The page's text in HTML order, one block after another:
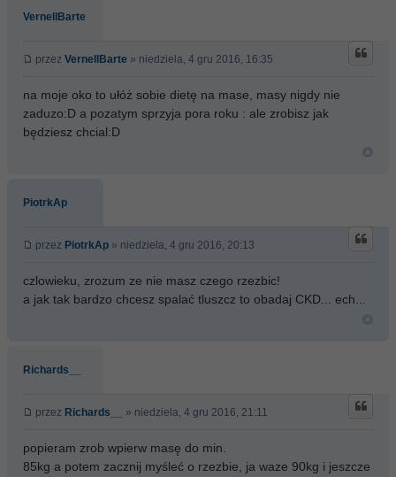
VernellBarte
przez VernellBarte » niedziela, 4 gru 2016, 16:35
na moje oko to ułóż sobie dietę na mase, masy nigdy nie
zaduzo:D a pozatym sprzyja pora roku : ale zrobisz jak
będziesz chcial:D
PiotrkAp
przez PiotrkAp » niedziela, 4 gru 2016, 20:13
czlowieku, zrozum ze nie masz czego rzezbic!
a jak tak bardzo chcesz spalać tluszcz to obadaj CKD... ech...
Richards__
przez Richards__ » niedziela, 4 gru 2016, 21:11
popieram zrob wpierw masę do min.
85kg a potem zacznij myśleć o rzezbie, ja waze 90kg i jeszcze